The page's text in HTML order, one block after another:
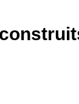
10 €